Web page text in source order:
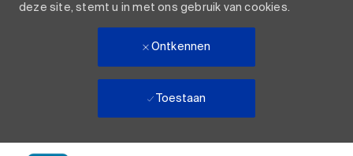
deze site, stemt u in met ons gebruik van cookies.
Ontkennen
Toestaan